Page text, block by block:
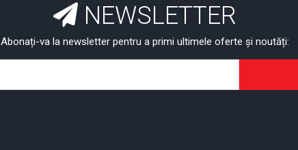
NEWSLETTER
Abonați-va la newsletter pentru a primi ultimele oferte și noutăți: